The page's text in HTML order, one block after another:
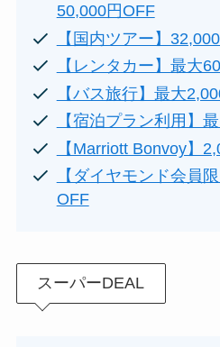
50,000円OFF
【国内ツアー】
【レンタカー】最大
【バス旅行】最大
【宿泊プラン利用】
【Marriott Bonvoy】
【ダイヤモンド会員
OFF
スーパーDEAL